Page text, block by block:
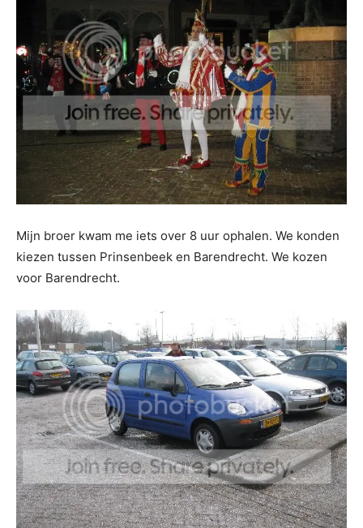
Mijn broer kwam me iets over 8 uur ophalen. We konden
kiezen tussen Prinsenbeek en Barendrecht. We kozen
voor Barendrecht.